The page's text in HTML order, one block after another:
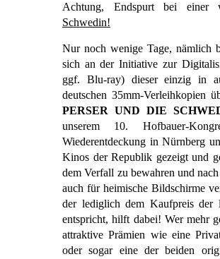
Achtung, Endspurt bei einer
Schwedin!
Nur noch wenige Tage, nämlich
sich an der Initiative zur
ggf. Blu-ray) dieser einzig in
deutschen 35mm-Verleihkopien
PERSER UND DIE
unserem 10. Hofbauer-
Wiederentdeckung in Nürnberg
Kinos der Republik gezeigt und
dem Verfall zu bewahren und
auch für heimische Bildschirme
der lediglich dem Kaufpreis der
entspricht, hilft dabei! Wer mehr
attraktive Prämien wie eine
oder sogar eine der beiden